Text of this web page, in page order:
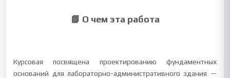
📘 О чем эта работа
Курсовая посвящена проектированию фундаментных
оснований для лабораторно-административного здания —